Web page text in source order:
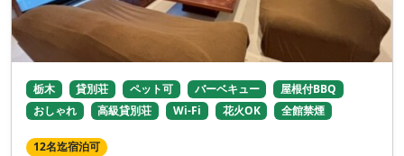
栃木 貸別荘 ペット可 バーベキュー
屋根付BBQ
おしゃれ
高級貸別荘 Wi-Fi 花火OK 全館禁煙
12名迄宿泊可